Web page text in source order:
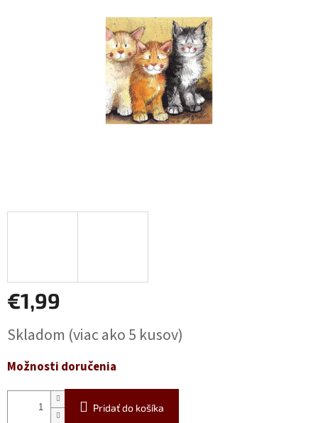
€1,99
cena:
Skladom (viac ako 5 kusov)
Možnosti doručenia
Pridať do košíka